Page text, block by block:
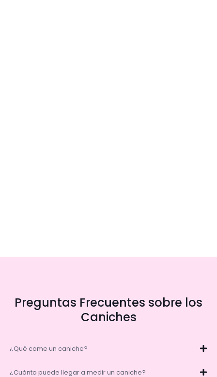
Preguntas Frecuentes sobre los
Caniches
¿Qué come un caniche?
¿Cuánto puede llegar a medir un caniche?